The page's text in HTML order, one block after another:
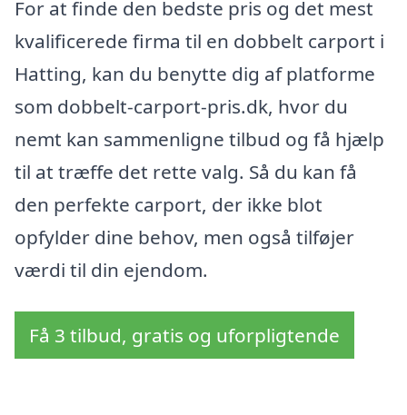
For at finde den bedste pris og det mest
kvalificerede firma til en dobbelt carport i
Hatting, kan du benytte dig af platforme
som dobbelt-carport-pris.dk, hvor du
nemt kan sammenligne tilbud og få hjælp
til at træffe det rette valg. Så du kan få
den perfekte carport, der ikke blot
opfylder dine behov, men også tilføjer
værdi til din ejendom.
Få 3 tilbud, gratis og uforpligtende